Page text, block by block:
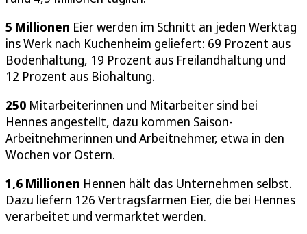
5 Millionen Eier werden im Schnitt an jeden Werktag
ins Werk nach Kuchenheim geliefert: 69 Prozent aus
Bodenhaltung, 19 Prozent aus Freilandhaltung und
12 Prozent aus Biohaltung.
250 Mitarbeiterinnen und Mitarbeiter sind bei
Hennes angestellt, dazu kommen Saison-
Arbeitnehmerinnen und Arbeitnehmer, etwa in den
Wochen vor Ostern.
1,6 Millionen Hennen hält das Unternehmen selbst.
Dazu liefern 126 Vertragsfarmen Eier, die bei Hennes
verarbeitet und vermarktet werden.